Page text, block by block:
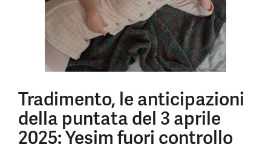
Tradimento, le anticipazioni
della puntata del 3 aprile
2025: Yesim fuori controllo